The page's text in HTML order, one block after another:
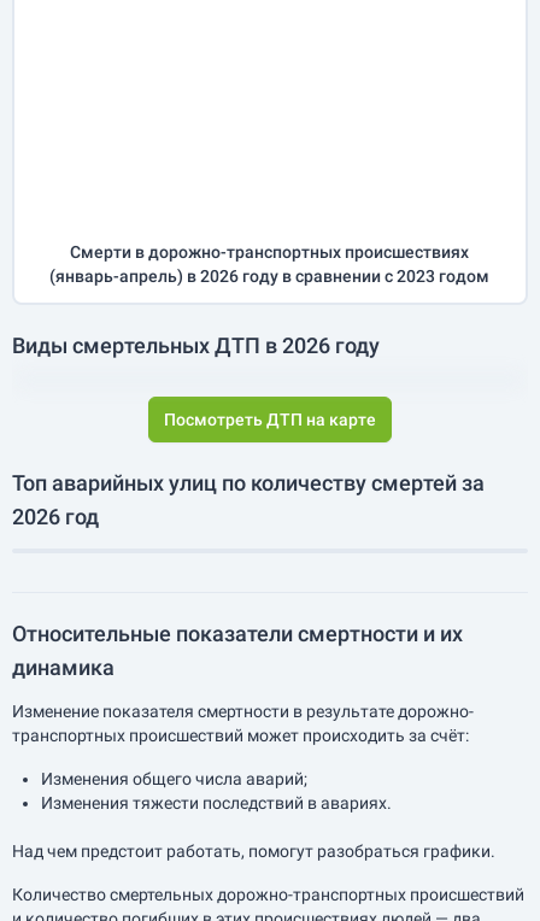
Смерти в дорожно-транспортных происшествиях
(январь-апрель) в 2026 году в сравнении с 2023 годом
Виды смертельных ДТП в 2026 году
Посмотреть ДТП на карте
Топ аварийных улиц по количеству смертей за
2026 год
Относительные показатели смертности и их
динамика
Изменение показателя смертности в результате дорожно-
транспортных происшествий может происходить за счёт:
Изменения общего числа аварий;
Изменения тяжести последствий в авариях.
Над чем предстоит работать, помогут разобраться графики.
Количество смертельных дорожно-транспортных происшествий